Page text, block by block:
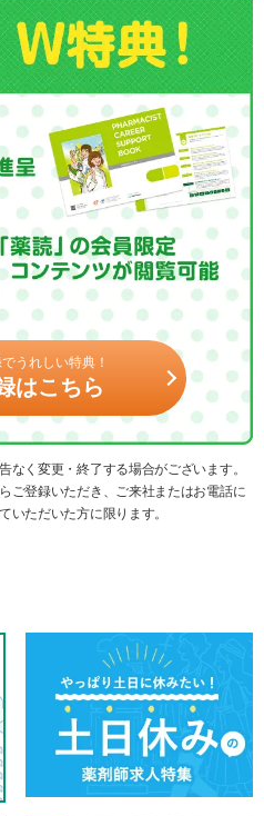
うれしい特典！
はこちら
く変更・終了する場合がございます。
ご登録いただき、ご来社またはお電話に
いただいた方に限ります。